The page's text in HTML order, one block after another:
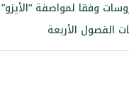
وفقا لمواصفة “الأيزو”
الفصول الأربعة